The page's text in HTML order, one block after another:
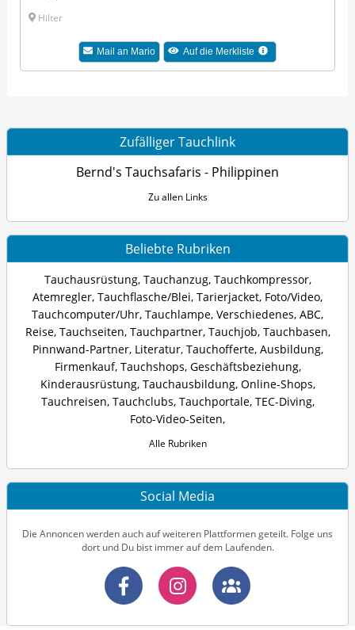
Hilter
Mail an Mario Auf die Merkliste
Zufälliger Tauchlink
Bernd's Tauchsafaris - Philippinen
Zu allen Links
Beliebte Rubriken
Tauchausrüstung, Tauchanzug, Tauchkompressor,
Atemregler, Tauchflasche/Blei, Tarierjacket, Foto/Video,
Tauchcomputer/Uhr, Tauchlampe, Verschiedenes, ABC,
Reise, Tauchseiten, Tauchpartner, Tauchjob, Tauchbasen,
Pinnwand-Partner, Literatur, Tauchofferte, Ausbildung,
Firmenkauf, Tauchshops, Geschäftsbeziehung,
Kinderausrüstung, Tauchausbildung, Online-Shops,
Tauchreisen, Tauchclubs, Tauchportale, TEC-Diving,
Foto-Video-Seiten,
Alle Rubriken
Social Media
Die Annoncen werden auch auf weiteren Plattformen geteilt. Folge uns
dort und Du bist immer auf dem Laufenden.